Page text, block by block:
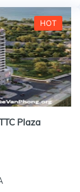
HOT
Plaza